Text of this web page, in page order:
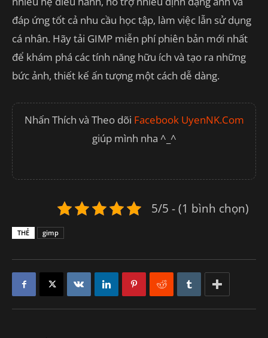
đáp ứng tốt cả nhu cầu học tập, làm việc lẫn sử dụng
cá nhân. Hãy tải GIMP miễn phí phiên bản mới nhất
để khám phá các tính năng hữu ích và tạo ra những
bức ảnh, thiết kế ấn tượng một cách dễ dàng.
Nhấn Thích và Theo dõi Facebook UyenNK.Com
giúp mình nha ^_^
5/5 - (1 bình chọn)
THẺ gimp